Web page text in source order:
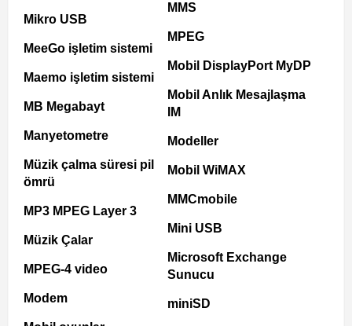
Mikro USB
MeeGo işletim sistemi
Maemo işletim sistemi
MB Megabayt
Manyetometre
Müzik çalma süresi pil
ömrü
MP3 MPEG Layer 3
Müzik Çalar
MPEG-4 video
Modem
MMS
MPEG
Mobil DisplayPort MyDP
Mobil Anlık Mesajlaşma
IM
Modeller
Mobil WiMAX
MMCmobile
Mini USB
Microsoft Exchange
Sunucu
miniSD